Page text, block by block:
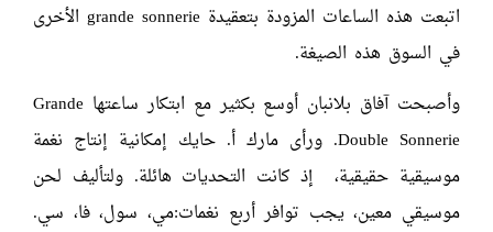
اتبعت هذه الساعات المزودة بتعقيدة grande sonnerie الأخرى
في السوق هذه الصيغة.
وأصبحت آفاق بلانبان أوسع بكثير مع ابتكار ساعتها Grande
Double Sonnerie. ورأى مارك أ. حايك إمكانية إنتاج نغمة
موسيقية حقيقية، إذ كانت التحديات هائلة. ولتأليف لحن
موسيقي معين، يجب توافر أربع نغمات:مي، سول، فا، سي.